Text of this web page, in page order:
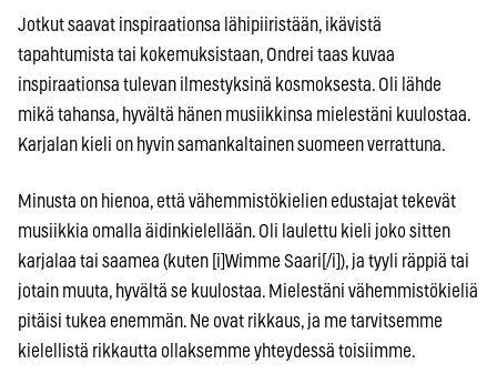
Jotkut saavat inspiraationsa lähipiiristään, ikävistä
tapahtumista tai kokemuksistaan, Ondrei taas kuvaa
inspiraationsa tulevan ilmestyksinä kosmoksesta. Oli lähde
mikä tahansa, hyvältä hänen musiikkinsa mielestäni kuulostaa.
Karjalan kieli on hyvin samankaltainen suomeen verrattuna.
Minusta on hienoa, että vähemmistökielien edustajat tekevät
musiikkia omalla äidinkielellään. Oli laulettu kieli joko sitten
karjalaa tai saamea (kuten [i]Wimme Saari[/i]), ja tyyli räppiä tai
jotain muuta, hyvältä se kuulostaa. Mielestäni vähemmistökieliä
pitäisi tukea enemmän. Ne ovat rikkaus, ja me tarvitsemme
kielellistä rikkautta ollaksemme yhteydessä toisiimme.